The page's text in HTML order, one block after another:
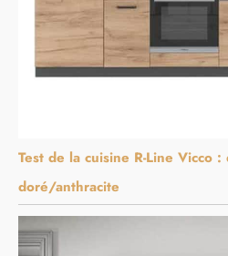
Test de la cuisine R-Line Vicco
doré/anthracite